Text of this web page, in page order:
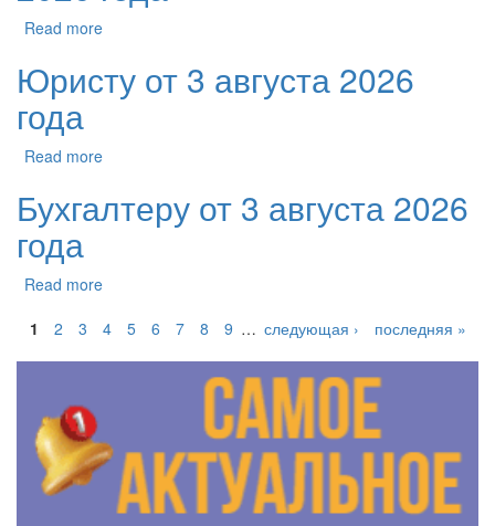
Read more
Юристу от 3 августа 2026
года
Read more
Бухгалтеру от 3 августа 2026
года
Read more
1
2 3 4 5 6 7 8 9 … следующая › последняя »